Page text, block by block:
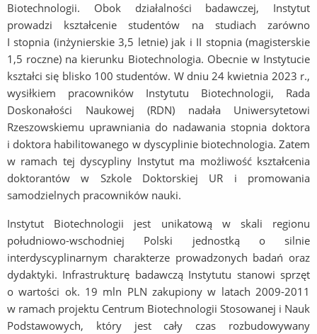
Biotechnologii. Obok działalności badawczej, Instytut
prowadzi kształcenie studentów na studiach zarówno
I stopnia (inżynierskie 3,5 letnie) jak i II stopnia (magisterskie
1,5 roczne) na kierunku Biotechnologia. Obecnie w Instytucie
kształci się blisko 100 studentów. W dniu 24 kwietnia 2023 r.,
wysiłkiem pracowników Instytutu Biotechnologii, Rada
Doskonałości Naukowej (RDN) nadała Uniwersytetowi
Rzeszowskiemu uprawniania do nadawania stopnia doktora
i doktora habilitowanego w dyscyplinie biotechnologia. Zatem
w ramach tej dyscypliny Instytut ma możliwość kształcenia
doktorantów w Szkole Doktorskiej UR i promowania
samodzielnych pracowników nauki.
Instytut Biotechnologii jest unikatową w skali regionu
południowo-wschodniej Polski jednostką o silnie
interdyscyplinarnym charakterze prowadzonych badań oraz
dydaktyki. Infrastrukturę badawczą Instytutu stanowi sprzęt
o wartości ok. 19 mln PLN zakupiony w latach 2009-2011
w ramach projektu Centrum Biotechnologii Stosowanej i Nauk
Podstawowych, który jest cały czas rozbudowywany